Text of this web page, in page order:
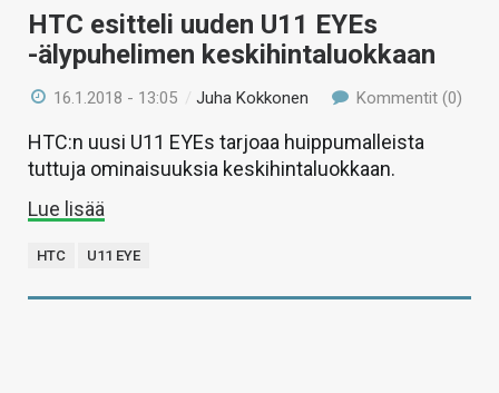
HTC esitteli uuden U11 EYEs
-älypuhelimen keskihintaluokkaan
16.1.2018 - 13:05 /Juha Kokkonen Kommentit (0)
HTC:n uusi U11 EYEs tarjoaa huippumalleista
tuttuja ominaisuuksia keskihintaluokkaan.
Lue lisää
HTC U11 EYE